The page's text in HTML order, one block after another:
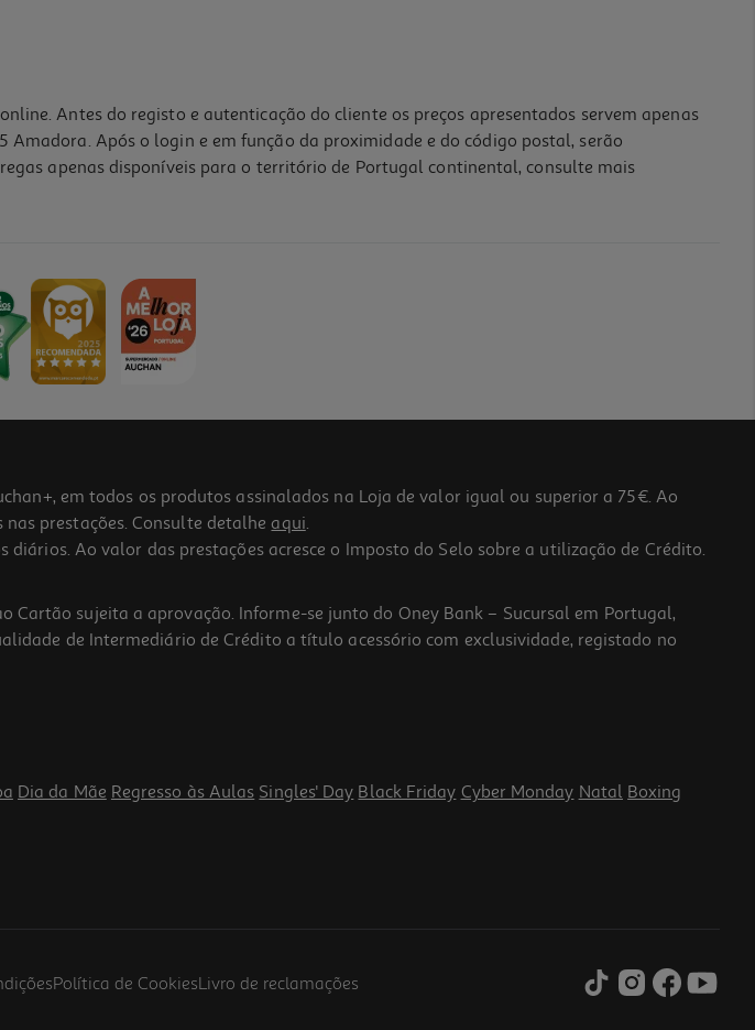
Antes do registo e autenticação do cliente os preços apresentados servem apenas
Após o login e em função da proximidade e do código postal, serão
apenas disponíveis para o território de Portugal continental, consulte mais
em todos os produtos assinalados na Loja de valor igual ou superior a 75€. Ao
prestações. Consulte detalhe aqui.
Ao valor das prestações acresce o Imposto do Selo sobre a utilização de Crédito.
Cartão sujeita a aprovação. Informe-se junto do Oney Bank – Sucursal em Portugal,
de Intermediário de Crédito a título acessório com exclusividade, registado no
Dia da Mãe Regresso às Aulas Singles' Day Black Friday Cyber Monday Natal Boxing
Política de CookiesLivro de reclamações